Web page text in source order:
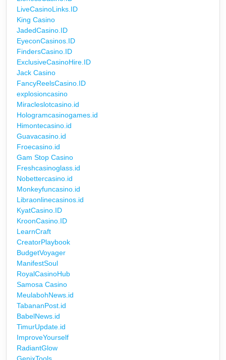
LiveCasinoLinks.ID
King Casino
JadedCasino.ID
EyeconCasinos.ID
FindersCasino.ID
ExclusiveCasinoHire.ID
Jack Casino
FancyReelsCasino.ID
explosioncasino
Miracleslotcasino.id
Hologramcasinogames.id
Himontecasino.id
Guavacasino.id
Froecasino.id
Gam Stop Casino
Freshcasinoglass.id
Nobettercasino.id
Monkeyfuncasino.id
Libraonlinecasinos.id
KyatCasino.ID
KroonCasino.ID
LearnCraft
CreatorPlaybook
BudgetVoyager
ManifestSoul
RoyalCasinoHub
Samosa Casino
MeulabohNews.id
TabananPost.id
BabelNews.id
TimurUpdate.id
ImproveYourself
RadiantGlow